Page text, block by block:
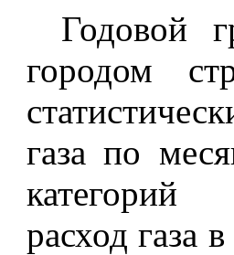
Годовой
городом
газа по
категорий
расход газа